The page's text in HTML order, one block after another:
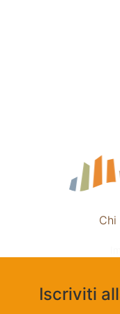
Chi
Iscriviti